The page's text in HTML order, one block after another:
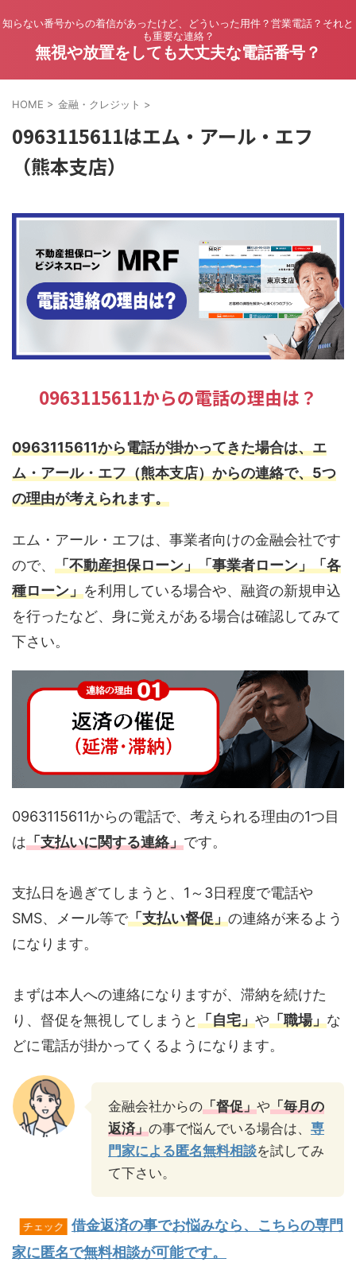
知らない番号からの着信があったけど、どういった用件？営業電話？それと
も重要な連絡？
無視や放置をしても大丈夫な電話番号？
HOME > 金融・クレジット >
0963115611はエム・アール・エフ
（熊本支店）
0963115611からの電話の理由は？
0963115611から電話が掛かってきた場合は、エ
ム・アール・エフ（熊本支店）からの連絡で、5つ
の理由が考えられます。
エム・アール・エフは、事業者向けの金融会社です
ので、 「不動産担保ローン」「事業者ローン」「各
種ローン」を利用している場合や、融資の新規申込
を行ったなど、身に覚えがある場合は確認してみて
下さい。
0963115611からの電話で、考えられる理由の1つ目
は「支払いに関する連絡」です。
支払日を過ぎてしまうと、1～3日程度で電話や
SMS、メール等で「支払い督促」の連絡が来るよう
になります。
まずは本人への連絡になりますが、滞納を続けた
り、督促を無視してしまうと「自宅」や「職場」な
どに電話が掛かってくるようになります。
金融会社からの「督促」や「毎月の
返済」の事で悩んでいる場合は、 専
門家による匿名無料相談を試してみ
て下さい。
チェック
借金返済の事でお悩みなら、こちらの専門
家に匿名で無料相談が可能です。